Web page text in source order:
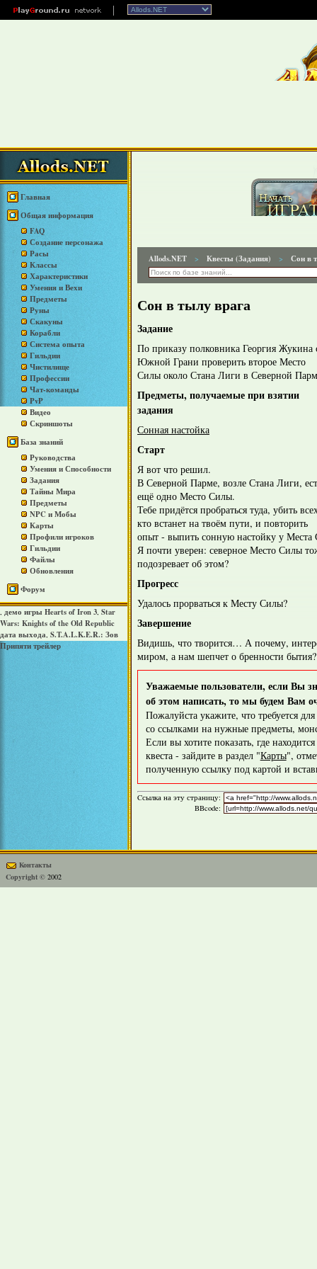
Главная
Общая информация
FAQ
Создание персонажа
Расы
Классы
Характеристики
Умения и Вехи
Предметы
Руны
Скакуны
Корабли
Система опыта
Гильдии
Чистилище
Профессии
Чат-команды
PvP
Видео
Скриншоты
База знаний
Руководства
Умения и Способности
Задания
Тайны Мира
Предметы
NPC и Мобы
Карты
Профили игроков
Гильдии
Файлы
Обновления
Форум
, демо игры Hearts of Iron 3, Star
Wars: Knights of the Old Republic
дата выхода, S.T.A.L.K.E.R.: Зов
Припяти трейлер
Allods.NET > Квесты (Задания) > Сон в
Сон в тылу врага
Задание
По приказу полковника Георгия Жукина
Южной Грани проверить второе Место
Силы около Стана Лиги в Северной
Предметы, получаемые при взятии
задания
Сонная настойка
Старт
Я вот что решил.
В Северной Парме, возле Стана Лиги,
ещё одно Место Силы.
Тебе придётся пробраться туда, убить
кто встанет на твоём пути, и повторить
опыт - выпить сонную настойку у Места
Я почти уверен: северное Место Силы
подозревает об этом?
Прогресс
Удалось прорваться к Месту Силы?
Завершение
Видишь, что творится… А почему,
миром, а нам шепчет о бренности
Уважаемые пользователи, если Вы
об этом написать, то мы будем Вам
Пожалуйста укажите, что требуется
со ссылками на нужные предметы,
Если вы хотите показать, где
квеста - зайдите в раздел "Карты",
полученную ссылку под картой и
Cсылка на эту страницу:
BBcode:
Контакты
Copyright © 2002